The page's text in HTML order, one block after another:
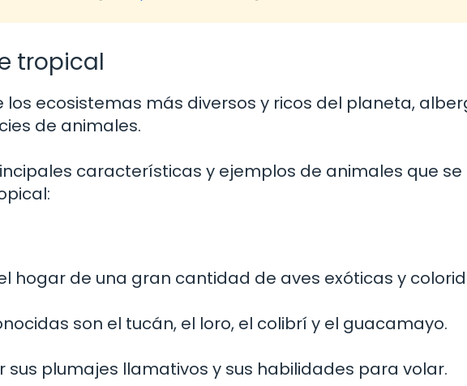
tropical
los ecosistemas más diversos y ricos del planeta,
de animales.
características y ejemplos de animales que se
hogar de una gran cantidad de aves exóticas y
son el tucán, el loro, el colibrí y el guacamayo.
sus plumajes llamativos y sus habilidades para volar.